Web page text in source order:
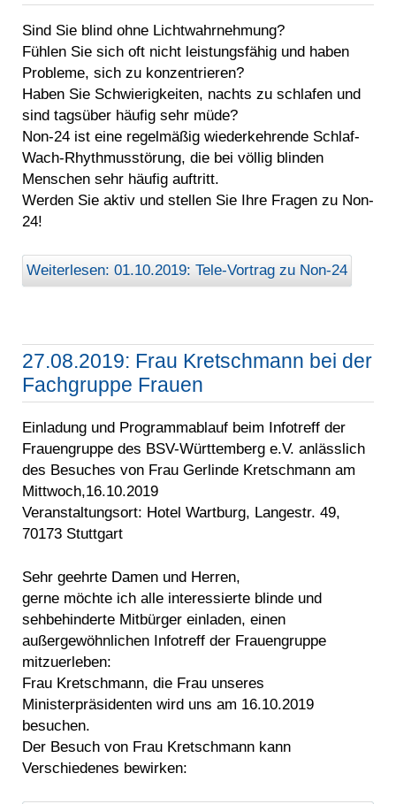
Sind Sie blind ohne Lichtwahrnehmung?
Fühlen Sie sich oft nicht leistungsfähig und haben
Probleme, sich zu konzentrieren?
Haben Sie Schwierigkeiten, nachts zu schlafen und
sind tagsüber häufig sehr müde?
Non-24 ist eine regelmäßig wiederkehrende Schlaf-
Wach-Rhythmusstörung, die bei völlig blinden
Menschen sehr häufig auftritt.
Werden Sie aktiv und stellen Sie Ihre Fragen zu Non-
24!
Weiterlesen: 01.10.2019: Tele-Vortrag zu Non-24
27.08.2019: Frau Kretschmann bei der
Fachgruppe Frauen
Einladung und Programmablauf beim Infotreff der
Frauengruppe des BSV-Württemberg e.V. anlässlich
des Besuches von Frau Gerlinde Kretschmann am
Mittwoch,16.10.2019
Veranstaltungsort: Hotel Wartburg, Langestr. 49,
70173 Stuttgart
Sehr geehrte Damen und Herren,
gerne möchte ich alle interessierte blinde und
sehbehinderte Mitbürger einladen, einen
außergewöhnlichen Infotreff der Frauengruppe
mitzuerleben:
Frau Kretschmann, die Frau unseres
Ministerpräsidenten wird uns am 16.10.2019
besuchen.
Der Besuch von Frau Kretschmann kann
Verschiedenes bewirken: